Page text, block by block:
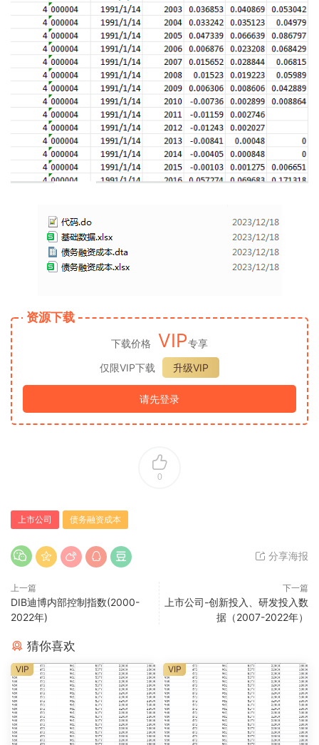
资源下载
下载价格 VIP专享
仅限VIP下载
升级VIP
请先登录
0
上市公司 债务融资成本
分享海报
上一篇
DIB迪博内部控制指数(2000-
2022年)
下一篇
上市公司-创新投入、研发投入数
据（2007-2022年）
猜你喜欢
VIP VIP